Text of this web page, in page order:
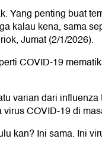
Yang penting buat
kalau kena, sama
Jumat (2/1/2026).
COVID-19
varian dari
COVID-19 di
kan? Ini sama. Ini